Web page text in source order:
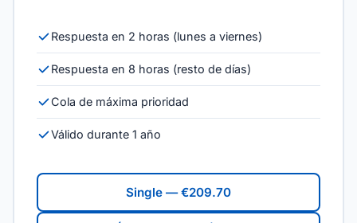
Respuesta en 2 horas (lunes a viernes)
Respuesta en 8 horas (resto de días)
Cola de máxima prioridad
Válido durante 1 año
Single — €209.70